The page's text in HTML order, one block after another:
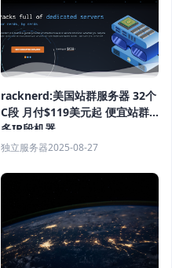
racknerd:美国站群服务器 32个
C段 月付$119美元起 便宜站群
多IP段机器
独立服务器2025-08-27